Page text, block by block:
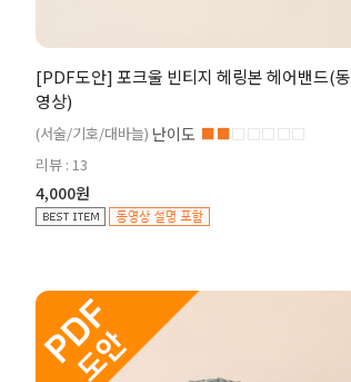
[PDF도안] 포크울 빈티지 헤링본 헤어밴드(동
영상)
(서술/기호/대바늘) 난이도 ■■□□□□□
리뷰 : 13
4,000원